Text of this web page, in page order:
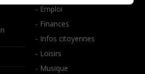
- Emploi
- Finances
- Infos citoyennes
- Loisirs
- Musique